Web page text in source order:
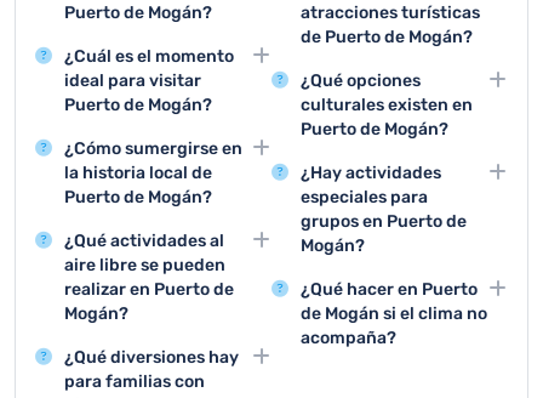
Puerto de Mogán?
Puerto de Mogán
cuenta con la Iglesia de
Nuestra Señora del
Carmen, un monumento
histórico emblemático
del siglo XIX, y varios
edificios tradicionales
arquitectura local.
¿Cuál es el momento
ideal para visitar
Puerto de Mogán?
El mejor período para
visitar Puerto de Mogán
es entre mayo y
octubre, cuando el clima
es cálido y soleado,
ideal para disfrutar de
sus playas y actividades
al aire libre.
¿Cómo sumergirse en
la historia local de
Puerto de Mogán?
Para conocer la historia
de Puerto de Mogán, se
recomienda visitar el
Museo Municipal y
realizar visitas guiadas
que explican el origen
pesquero y agrícola del
¿Qué actividades al
aire libre se pueden
realizar en Puerto de
Mogán?
Puerto de Mogán ofrece
snorkel, kayak, paseos
¿Qué diversiones hay
para familias con
atracciones turísticas
de Puerto de Mogán?
Las principales
atracciones son los
paseos en barco, el
mercadillo de los
viernes y los tours por
los canales conocidos
como la Pequeña
Venecia.
¿Qué opciones
culturales existen en
Puerto de Mogán?
Puerto de Mogán ofrece
exposiciones de arte
local, conciertos
tradicionales,
degustaciones
gastronómicas y visitas
guiadas con contenido
histórico.
¿Hay actividades
especiales para
grupos en Puerto de
Mogán?
Los grupos pueden
disfrutar de tours
náuticos, excursiones
de buceo, rutas de
¿Qué hacer en Puerto
de Mogán si el clima no
acompaña?